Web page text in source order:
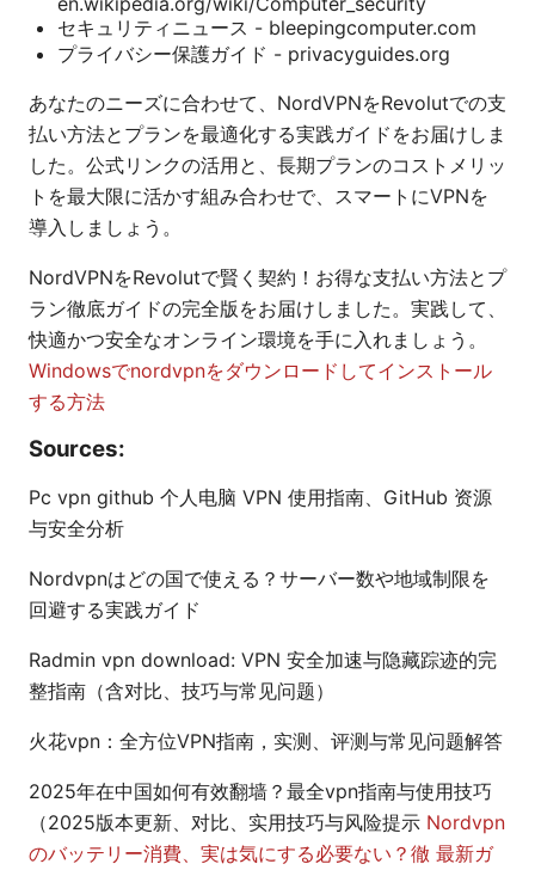
セキュリティニュース - bleepingcomputer.com
プライバシー保護ガイド - privacyguides.org
あなたのニーズに合わせて、NordVPNをRevolutでの支
払い方法とプランを最適化する実践ガイドをお届けしま
した。公式リンクの活用と、長期プランのコストメリッ
トを最大限に活かす組み合わせで、スマートにVPNを
導入しましょう。
NordVPNをRevolutで賢く契約！お得な支払い方法とプ
ラン徹底ガイドの完全版をお届けしました。実践して、
快適かつ安全なオンライン環境を手に入れましょう。
Windowsでnordvpnをダウンロードしてインストール
する方法
Sources:
Pc vpn github 个人电脑 VPN 使用指南、GitHub 资源
与安全分析
Nordvpnはどの国で使える？サーバー数や地域制限を
回避する実践ガイド
Radmin vpn download: VPN 安全加速与隐藏踪迹的完
整指南（含对比、技巧与常见问题）
火花vpn：全方位VPN指南，实测、评测与常见问题解答
2025年在中国如何有效翻墙？最全vpn指南与使用技巧
（2025版本更新、对比、实用技巧与风险提示 Nordvpn
のバッテリー消費、実は気にする必要ない？徹 最新ガ